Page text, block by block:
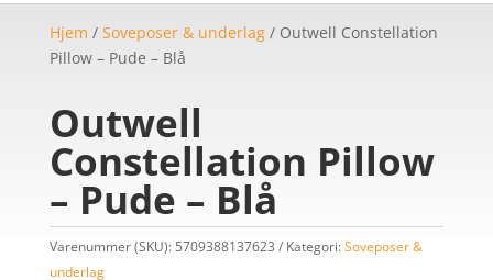
Hjem / Soveposer & underlag/ Outwell Constellation
Pillow – Pude – Blå
Outwell
Constellation Pillow
– Pude – Blå
Varenummer (SKU): 5709388137623 Kategori:Soveposer &
underlag